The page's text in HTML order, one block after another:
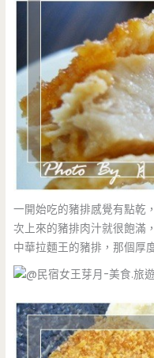
一開始吃的豬排感覺有點乾
次上來的豬排肉汁就很飽滿
中華拉麵王的豬排，那個厚